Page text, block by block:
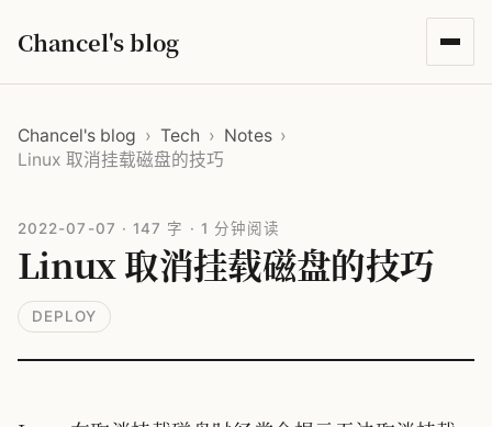
Chancel's blog
Chancel's blog › Tech › Notes ›
Linux 取消挂载磁盘的技巧
2022-07-07 · 147 字 · 1 分钟阅读
Linux 取消挂载磁盘的技巧
DEPLOY